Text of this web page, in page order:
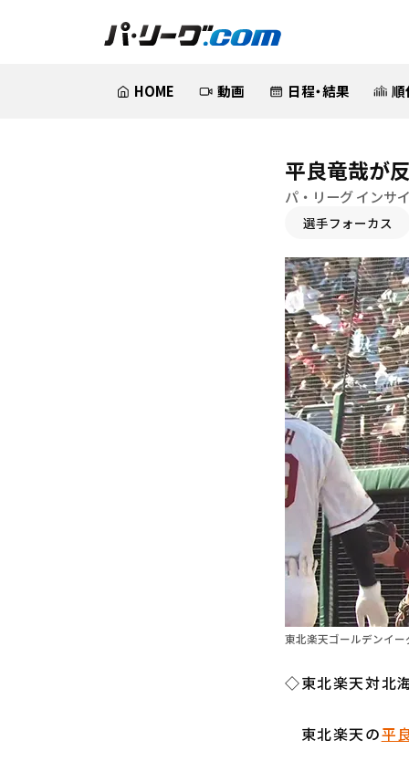
HOME 動画 日程・結果 順
平良竜哉が
パ・リーグ インサ
選手フォーカス
東北楽天ゴールデンイ
◇東北楽天対北
東北楽天の平